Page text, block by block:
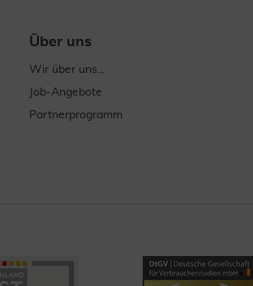
Über uns
Wir über uns...
Job-Angebote
Partnerprogramm